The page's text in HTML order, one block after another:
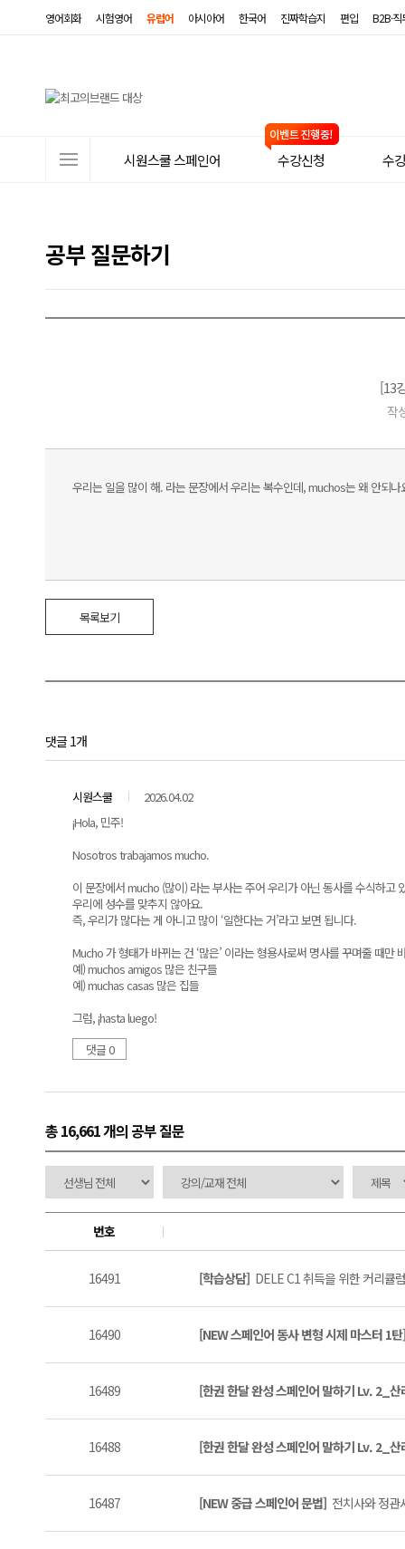
영어회화 시험영어 유럽어 아시아어 한국어 진짜학습지 편입 B2B·
뉴
시원스쿨 스페인어 수강신청 수
공부 질문하기
[13
작
우리는 일을 많이 해. 라는 문장에서 우리는 복수인데, muchos는 왜 안되나
목록보기
댓글 1개
시원스쿨
2026.04.02
¡Hola, 민주!
Nosotros trabajamos mucho.
이 문장에서 mucho (많이) 라는 부사는 주어 우리가 아닌 동사를 수식하고
우리에 성수를 맞추지 않아요.
즉, 우리가 많다는 게 아니고 많이 ‘일한다는 거’라고 보면 됩니다.
Mucho 가 형태가 바뀌는 건 ‘많은’ 이라는 형용사로써 명사를 꾸며줄 때만
예) muchos amigos 많은 친구들
예) muchas casas 많은 집들
그럼, ¡hasta luego!
댓글 0
총 16,661 개의 공부 질문
번호
16491 [학습상담] DELE C1 취득을 위한 커리큘
16490 [NEW 스페인어 동사 변형 시제 마스터 1
16489 [한권 한달 완성 스페인어 말하기 Lv. 2_
16488 [한권 한달 완성 스페인어 말하기 Lv. 2_
16487 [NEW 중급 스페인어 문법] 전치사와 정관